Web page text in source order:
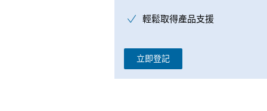
輕鬆取得產品支援
立即登記